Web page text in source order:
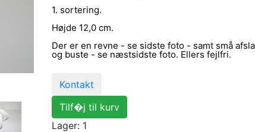
1. sortering.
Højde 12,0 cm.
Der er en revne - se sidste foto - samt små
og buste - se næstsidste foto. Ellers fejlfri.
Kontakt
Tilf�j til kurv
Lager: 1